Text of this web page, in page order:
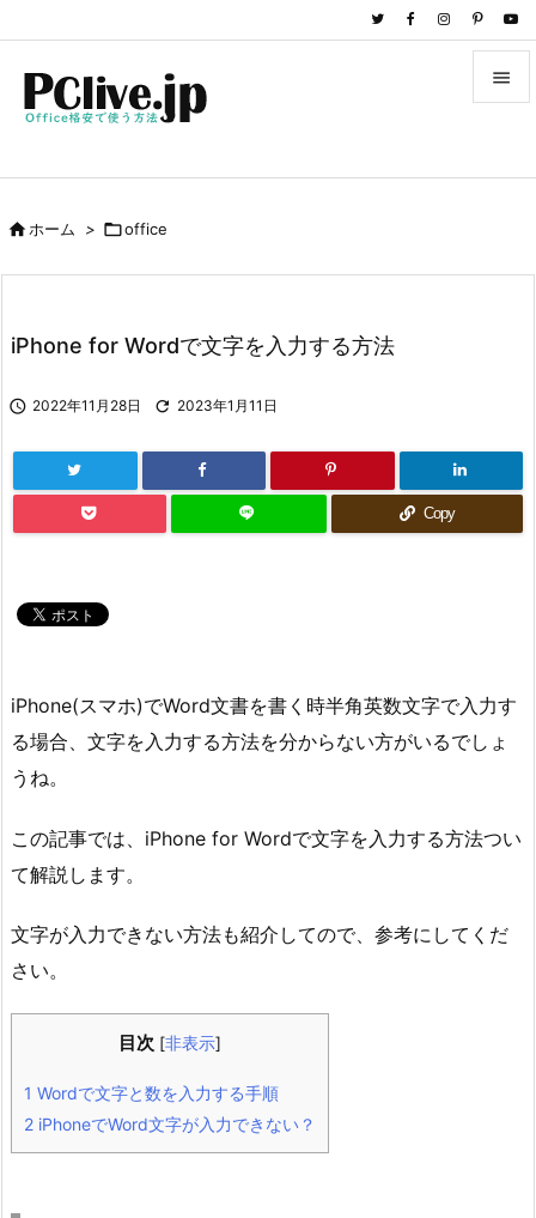

前へ
ホーム > office
iPhone for Wordで文字を入力する方法
 2022年11月28日  2023年1月11日
Copy
iPhone(スマホ)でWord文書を書く時半角英数文字で入力す
る場合、文字を入力する方法を分からない方がいるでしょ
うね。
この記事では、iPhone for Wordで文字を入力する方法つい
て解説します。
文字が入力できない方法も紹介してので、参考にしてくだ
さい。
目次 [非表示]
1 Wordで文字と数を入力する手順
2 iPhoneでWord文字が入力できない？